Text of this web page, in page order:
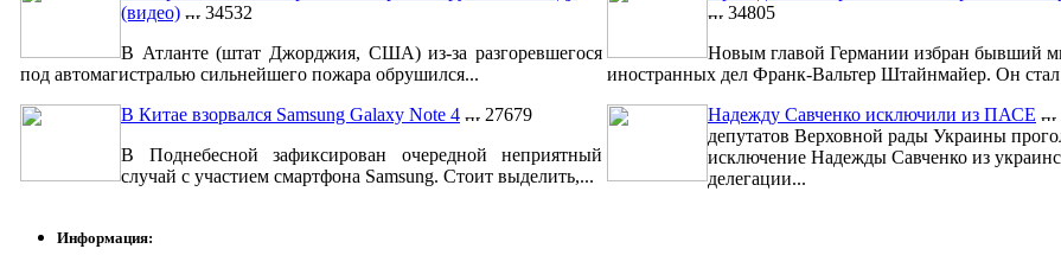
(видео)
34532
В Атланте (штат Джорджия, США) из-за разгоревшегося
под автомагистралью сильнейшего пожара обрушился...
В Китае взорвался Samsung Galaxy Note 4
27679
В Поднебесной зафиксирован очередной неприятный
случай с участием смартфона Samsung. Стоит выделить,...
34805
Новым главой Германии избран бывший
иностранных дел Франк-Вальтер Штайнмайер. Он
Надежду Савченко исключили из ПАСЕ
депутатов Верховной рады Украины
исключение Надежды Савченко из
делегации...
Информация: